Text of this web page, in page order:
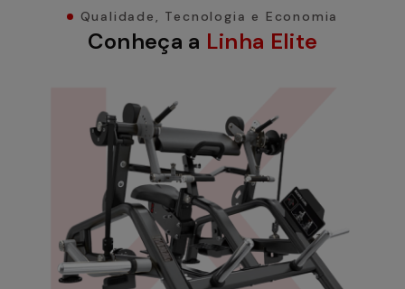
Qualidade, Tecnologia e Economia
Conheça a Linha Elite